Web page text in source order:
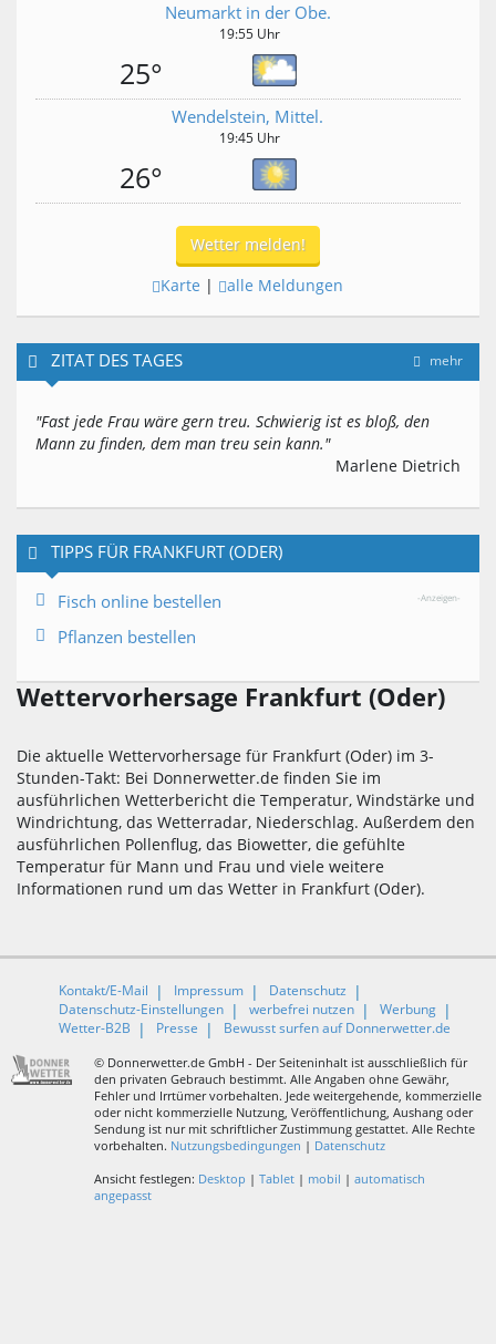
Neumarkt in der Obe.
19:55 Uhr
25°
Wendelstein, Mittel.
19:45 Uhr
26°
Wetter melden!
Karte | alle Meldungen
mehr
ZITAT DES TAGES
"Fast jede Frau wäre gern treu. Schwierig ist es bloß, den
Mann zu finden, dem man treu sein kann."
Marlene Dietrich
TIPPS FÜR FRANKFURT (ODER)
-Anzeigen-
Fisch online bestellen
Pflanzen bestellen
Wettervorhersage Frankfurt (Oder)
Die aktuelle Wettervorhersage für Frankfurt (Oder) im 3-
Stunden-Takt: Bei Donnerwetter.de finden Sie im
ausführlichen Wetterbericht die Temperatur, Windstärke und
Windrichtung, das Wetterradar, Niederschlag. Außerdem den
ausführlichen Pollenflug, das Biowetter, die gefühlte
Temperatur für Mann und Frau und viele weitere
Informationen rund um das Wetter in Frankfurt (Oder).
Kontakt/E-Mail Impressum
Datenschutz
Datenschutz-Einstellungen
werbefrei nutzen
Werbung
Wetter-B2B
Presse Bewusst surfen auf Donnerwetter.de
© Donnerwetter.de GmbH - Der Seiteninhalt ist ausschließlich für
den privaten Gebrauch bestimmt. Alle Angaben ohne Gewähr,
Fehler und Irrtümer vorbehalten. Jede weitergehende, kommerzielle
oder nicht kommerzielle Nutzung, Veröffentlichung, Aushang oder
Sendung ist nur mit schriftlicher Zustimmung gestattet. Alle Rechte
vorbehalten. Nutzungsbedingungen | Datenschutz
Ansicht festlegen: Desktop | Tablet| mobil | automatisch
angepasst